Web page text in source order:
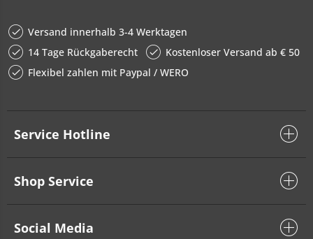
Versand innerhalb 3-4 Werktagen
14 Tage Rückgaberecht
Kostenloser Versand ab € 50
Flexibel zahlen mit Paypal / WERO
Service Hotline
Shop Service
Social Media